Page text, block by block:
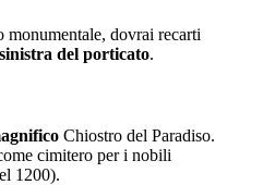
monumentale, dovrai recarti
sinistra del porticato.
Chiostro del Paradiso.
cimitero per i nobili
1200).